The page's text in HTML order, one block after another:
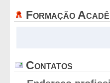
Formação
Contatos